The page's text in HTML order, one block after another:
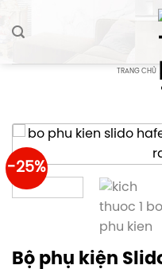
TRANG CHỦ
-25%
Bộ phụ kiện